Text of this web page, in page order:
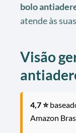
bolo
atende às
Visão
4,7 ⭐
Amazon